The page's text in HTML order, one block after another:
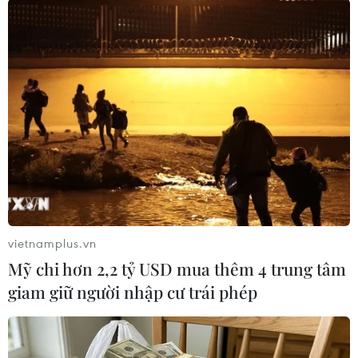
hòa bình; Phật pháp: Khủng hoảng môi trường,
sức khỏe và tính bền vững; Bảo tồn truyền
thống Phật giáo Nalanda; Hành hương theo Phật
pháp, Di sản sống và Xá lợi Phật: nền tảng kiên
cường cho nền văn hóa hàng thế kỷ của Ấn Độ
liên kết với các quốc gia ở Nam, Đông Nam Á và
Đông Á”./.
(TTXVN/Vietnam+)
vietnamplus.vn
Mỹ chi hơn 2,2 tỷ USD mua thêm 4 trung tâm
giam giữ người nhập cư trái phép